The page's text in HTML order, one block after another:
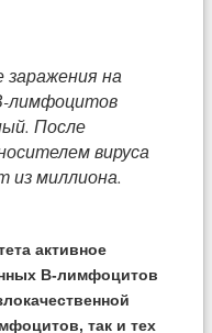
на
лимфоцитов
После
вируса
из миллиона.
активное
В-лимфоцитов
так и тех